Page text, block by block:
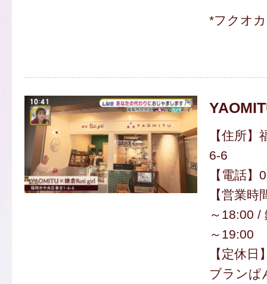
*フクオ
【住所
6-6
【電話
【営業
～18:00 /
～19:00
【定休日
ブランぱ